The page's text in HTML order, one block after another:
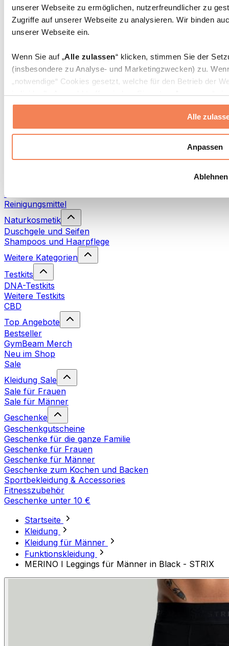
unserer Webseite zu ermöglichen, nutzerfreundlicher zu
Zugriffe auf unserer Webseite zu analysieren. Wir binden
unserer Webseite ein.
Wenn Sie auf „Alle zulassen“ klicken, stimmen Sie der
(insbesondere zu Analyse- und Marketingzwecken) zu.
„notwendige“ Cookies gesetzt, welche für den Betrieb der
individuelle Auswahl treffen, indem Sie unter „Anpassen“
erlauben“ klicken.
Weitere Informationen über die Verarbeitung Ihrer Daten
Datenschutzerklärung
Alle
Anpassen
Ablehnen
Taschen & Rucksäcke
Essenstaschen und Meal-Prep-Zubehör
Sporttaschen
Zubehör nach Aktivität
Laufen
Kampfsport
Yoga & Pilates
Wandern
Rotlichttherapie
Waschmittel
Reinigungsmittel
Naturkosmetik
Duschgele und Seifen
Shampoos und Haarpflege
Weitere Kategorien
Testkits
DNA-Testkits
Weitere Testkits
CBD
Top Angebote
Bestseller
GymBeam Merch
Neu im Shop
Sale
Kleidung Sale
Sale für Frauen
Sale für Männer
Geschenke
Geschenkgutscheine
Geschenke für die ganze Familie
Geschenke für Frauen
Geschenke für Männer
Geschenke zum Kochen und Backen
Sportbekleidung & Accessories
Fitnesszubehör
Geschenke unter 10 €
Startseite
Kleidung
Kleidung für Männer
Funktionskleidung
MERINO I Leggings für Männer in Black - STRIX